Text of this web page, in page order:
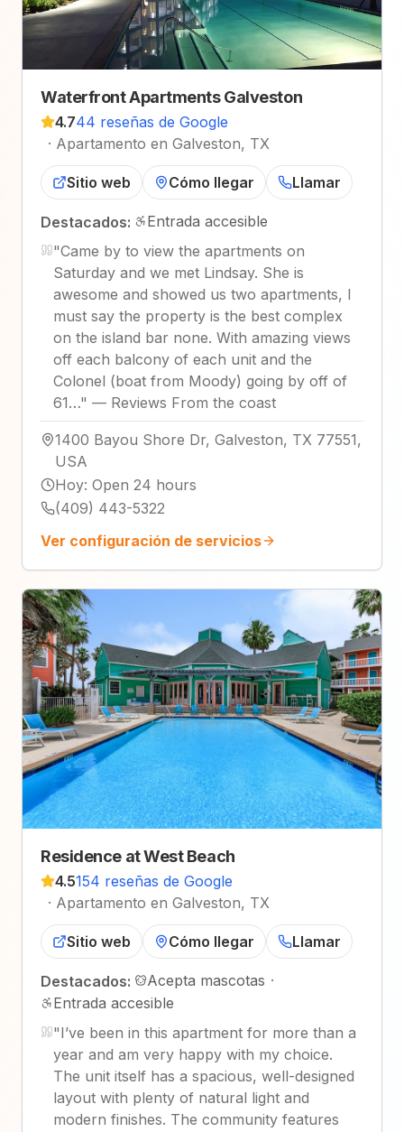
Waterfront Apartments Galveston
4.744 reseñas de Google
· Apartamento en Galveston, TX
Sitio web Cómo llegar Llamar
Destacados:
Entrada accesible
"Came by to view the apartments on
Saturday and we met Lindsay. She is
awesome and showed us two apartments, I
must say the property is the best complex
on the island bar none. With amazing views
off each balcony of each unit and the
Colonel (boat from Moody) going by off of
61…" — Reviews From the coast
1400 Bayou Shore Dr, Galveston, TX 77551,
USA
Hoy: Open 24 hours
(409) 443-5322
Ver configuración de servicios
Residence at West Beach
4.5154 reseñas de Google
· Apartamento en Galveston, TX
Sitio web Cómo llegar Llamar
Destacados: Acepta mascotas ·
Entrada accesible
"I’ve been in this apartment for more than a
year and am very happy with my choice.
The unit itself has a spacious, well-designed
layout with plenty of natural light and
modern finishes. The community features